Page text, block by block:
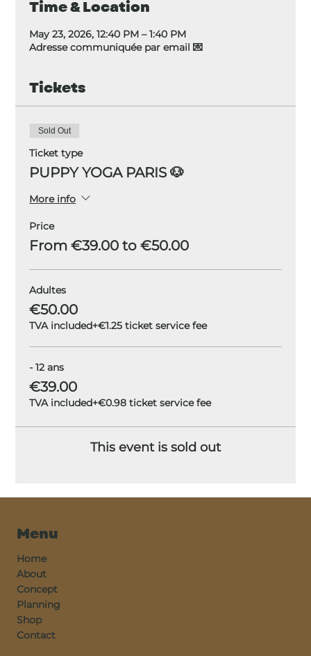
Time & Location
May 23, 2026, 12:40 PM – 1:40 PM
Adresse communiquée par email 💌
Tickets
Sold Out
Ticket type
PUPPY YOGA PARIS 🐶
More info
Price
From €39.00 to €50.00
Adultes
€50.00
TVA included+€1.25 ticket service fee
- 12 ans
€39.00
TVA included+€0.98 ticket service fee
This event is sold out
Menu
Home
About
Concept
Planning
Shop
Contact